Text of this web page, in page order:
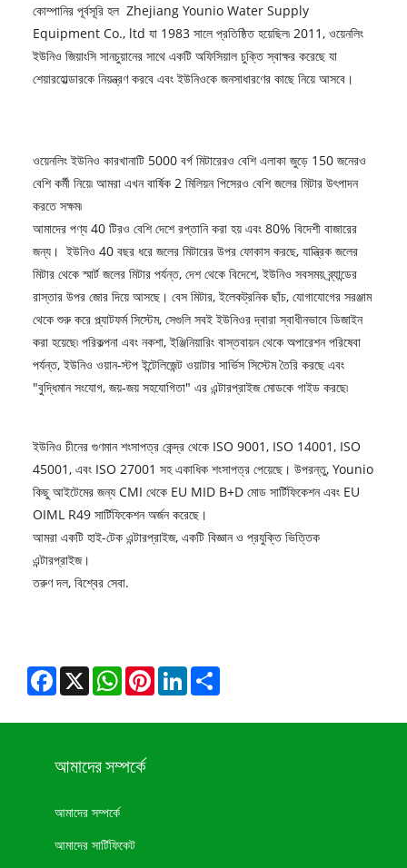
কোম্পানির পূর্বসূরি হল Zhejiang Younio Water Supply
Equipment Co., ltd যা 1983 সালে প্রতিষ্ঠিত হয়েছিল৷ 2011, ওয়েনলিং
ইউনিও জিয়াংসি সানচুয়ানের সাথে একটি অফিসিয়াল চুক্তি স্বাক্ষর করেছে যা
শেয়ারহোল্ডারকে নিয়ন্ত্রণ করবে এবং ইউনিওকে জনসাধারণের কাছে নিয়ে আসবে।
ওয়েনলিং ইউনিও কারখানাটি 5000 বর্গ মিটারেরও বেশি এলাকা জুড়ে 150 জনেরও
বেশি কর্মী নিয়ে৷ আমরা এখন বার্ষিক 2 মিলিয়ন পিসেরও বেশি জলের মিটার উৎপাদন
করতে সক্ষম৷
আমাদের পণ্য 40 টিরও বেশি দেশে রপ্তানি করা হয় এবং 80% বিদেশী বাজারের
জন্য। ইউনিও 40 বছর ধরে জলের মিটারের উপর ফোকাস করছে, যান্ত্রিক জলের
মিটার থেকে স্মার্ট জলের মিটার পর্যন্ত, দেশ থেকে বিদেশে, ইউনিও সবসময় ব্র্যান্ডের
রাস্তার উপর জোর দিয়ে আসছে। বেস মিটার, ইলেকট্রনিক ছাঁচ, যোগাযোগের সরঞ্জাম
থেকে শুরু করে প্ল্যাটফর্ম সিস্টেম, সেগুলি সবই ইউনিওর দ্বারা স্বাধীনভাবে ডিজাইন
করা হয়েছে৷ পরিকল্পনা এবং নকশা, ইঞ্জিনিয়ারিং বাস্তবায়ন থেকে অপারেশন পরিষেবা
পর্যন্ত, ইউনিও ওয়ান-স্টপ ইন্টেলিজেন্ট ওয়াটার সার্ভিস সিস্টেম তৈরি করছে এবং
"বুদ্ধিমান সংযোগ, জয়-জয় সহযোগিতা" এর এন্টারপ্রাইজ মোডকে গাইড করছে৷
ইউনিও চীনের গুণমান শংসাপত্র কেন্দ্র থেকে ISO 9001, ISO 14001, ISO
45001, এবং ISO 27001 সহ একাধিক শংসাপত্র পেয়েছে। উপরন্তু, Younio
কিছু আইটেমের জন্য CMI থেকে EU MID B+D মোড সার্টিফিকেশন এবং EU
OIML R49 সার্টিফিকেশন অর্জন করেছে।
আমরা একটি হাই-টেক এন্টারপ্রাইজ, একটি বিজ্ঞান ও প্রযুক্তি ভিত্তিক
এন্টারপ্রাইজ।
তরুণ দল, বিশ্বের সেবা.
Facebook
X WhatsAppPinterestLinkedInShare
আমাদের সম্পর্কে
আমাদের সম্পর্কে
আমাদের সার্টিফিকেট